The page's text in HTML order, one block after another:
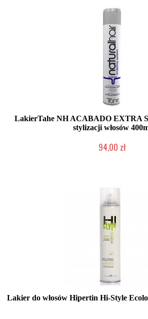
LakierTahe NH ACABADO EXTRA
stylizacji włosów
94,00 zł
Lakier do włosów Hipertin Hi-Style